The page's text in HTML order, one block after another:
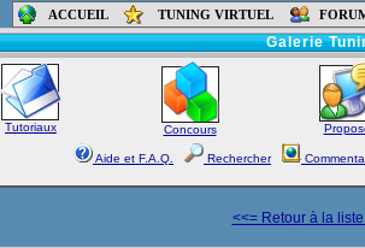
ACCUEIL TUNING VIRTUEL
Accueil-Forums -
Galerie
Tutoriaux Concours
Aide et F.A.Q. Rechercher
<<= Retour à la